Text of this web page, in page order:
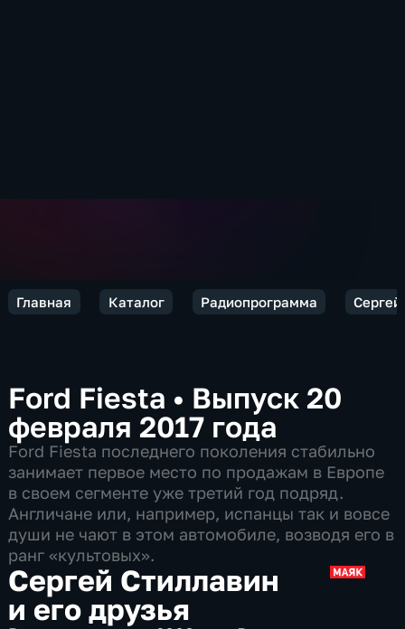
Главная Каталог Радиопрограмма Сергей
Ford Fiesta • Выпуск 20
февраля 2017 года
Ford Fiesta последнего поколения стабильно
занимает первое место по продажам в Европе
в своем сегменте уже третий год подряд.
Англичане или, например, испанцы так и вовсе
души не чают в этом автомобиле, возводя его в
ранг «культовых».
Сергей Стиллавин
и его друзья